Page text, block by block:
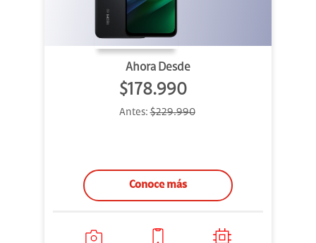
Ahora Desde
$178.990
Antes:$229.990
Conoce más